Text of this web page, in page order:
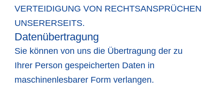
VERTEIDIGUNG VON RECHTSANSPRÜCHEN
UNSERERSEITS.
Datenübertragung
Sie können von uns die Übertragung der zu
Ihrer Person gespeicherten Daten in
maschinenlesbarer Form verlangen.